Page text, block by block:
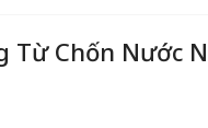
Từ Chốn Nước